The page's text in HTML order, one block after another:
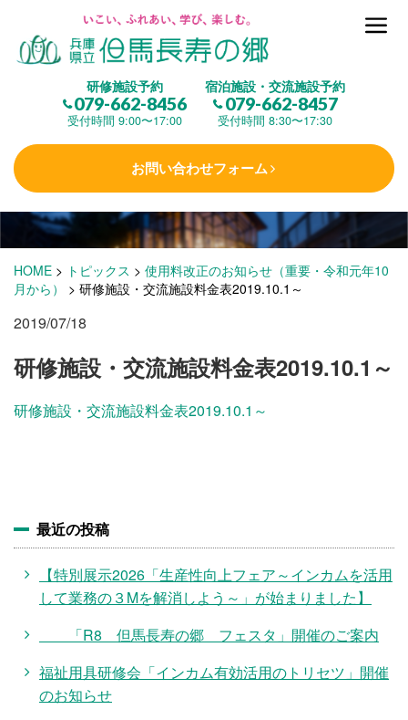
研修施設予約
079-662-8456
受付時間 9:00〜17:00
宿泊施設・交流施設予約
079-662-8457
受付時間 8:30〜17:30
お問い合わせフォーム
但馬長寿の郷とは
(研修施設)
楽しむ
学 ぶ(健康福祉)
泊まる(宿泊)
施設・料金
HOME > トピックス > 使用料改正のお知らせ（重要・令和元年10
月から）
> 研修施設・交流施設料金表2019.10.1～
2019/07/18
研修施設・交流施設料金表2019.10.1～
研修施設・交流施設料金表2019.10.1～
最近の投稿
【特別展示2026「生産性向上フェア～インカムを活用
して業務の３Mを解消しよう～」が始まりました】
「R8 但馬長寿の郷 フェスタ」開催のご案内
福祉用具研修会「インカム有効活用のトリセツ」開催
のお知らせ